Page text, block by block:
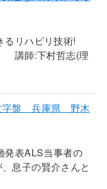
るリハビリ技術!
講師:下村哲志(理
字盤 兵庫県 野木
発表ALS当事者の
息子の賢介さんと